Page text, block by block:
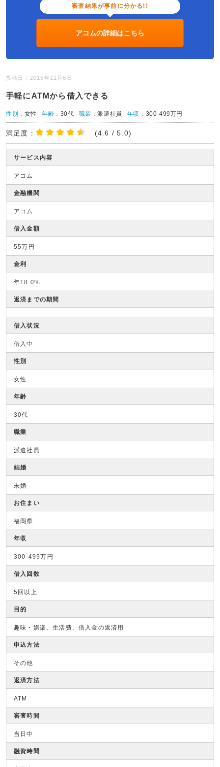
審査結果が事前に分かる!!
アコムの詳細はこちら
投稿日：2015年11月6日
手軽にATMから借入できる
性別： 女性 年齢： 30代 職業：派遣社員 年収： 300-499万円
満足度： (4.6 / 5.0)
サービス内容
アコム
金融機関
アコム
借入金額
55万円
金利
年18.0%
返済までの期間
借入状況
借入中
性別
女性
年齢
30代
職業
派遣社員
結婚
未婚
お住まい
福岡県
年収
300-499万円
借入回数
5回以上
目的
趣味・娯楽、生活費、借入金の返済用
申込方法
その他
返済方法
ATM
審査時間
当日中
融資時間